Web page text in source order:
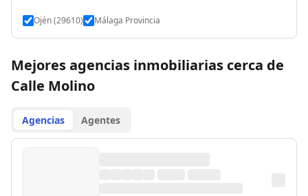
Ojén (29610) Málaga Provincia
Mejores agencias inmobiliarias cerca de
Calle Molino
Agencias Agentes